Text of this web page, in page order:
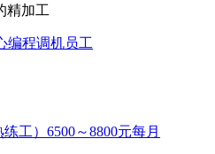
精加工
编程调机员工
工）6500～8800元每月